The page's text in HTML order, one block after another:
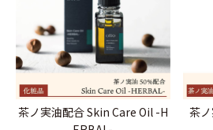
茶ノ実油配合 Skin Care Oil -H
茶